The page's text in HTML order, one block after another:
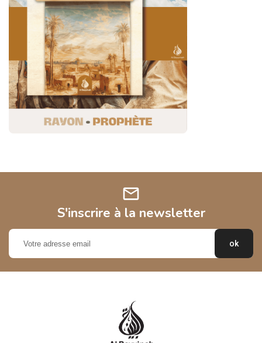
mail
S'inscrire à la newsletter